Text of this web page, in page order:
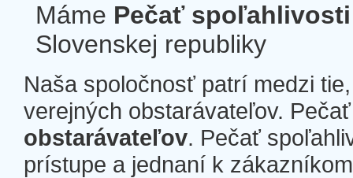
Máme Pečať spoľahlivosti
Slovenskej republiky
Naša spoločnosť patrí medzi
verejných obstarávateľov.
obstarávateľov. Pečať
prístupe a jednaní k